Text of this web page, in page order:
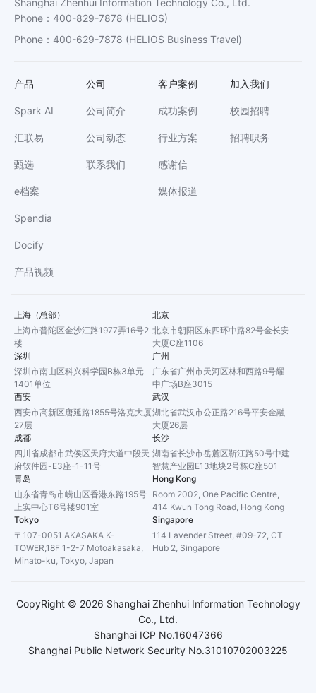
Shanghai Zhenhui Information Technology Co., Ltd.
Phone ： 400-829-7878 (HELIOS)
Phone ： 400-629-7878 (HELIOS Business Travel)
产品
Spark AI
汇联易
甄选
e档案
Spendia
Docify
产品视频
公司
公司简介
公司动态
联系我们
客户案例
成功案例
行业方案
感谢信
媒体报道
加入我们
校园招聘
招聘职务
上海（总部）
上海市普陀区金沙江路1977弄16号2
楼
北京
北京市朝阳区东四环中路82号金长安
大厦C座1106
深圳
深圳市南山区科兴科学园B栋3单元
1401单位
广州
广东省广州市天河区林和西路9号耀
中广场B座3015
西安
西安市高新区唐延路1855号洛克大厦
27层
武汉
湖北省武汉市公正路216号平安金融
大厦26层
成都
四川省成都市武侯区天府大道中段天
府软件园-E3座-1-11号
长沙
湖南省长沙市岳麓区靳江路50号中建
智慧产业园E13地块2号栋C座501
青岛
山东省青岛市崂山区香港东路195号
上实中心T6号楼901室
Hong Kong
Room 2002, One Pacific Centre,
414 Kwun Tong Road, Hong Kong
Tokyo
〒107-0051 AKASAKA K-
TOWER,18F 1-2-7 Motoakasaka,
Minato-ku, Tokyo, Japan
Singapore
114 Lavender Street, #09-72, CT
Hub 2, Singapore
Shanghai ICP No.16047366
Shanghai Public Network Security No.31010702003225
CopyRight © 2026 Shanghai Zhenhui Information Technology
Co., Ltd.